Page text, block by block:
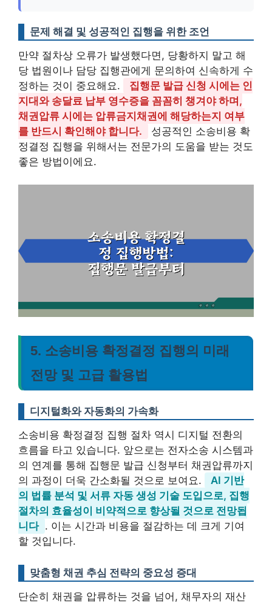
문제 해결 및 성공적인 집행을 위한 조언
만약 절차상 오류가 발생했다면, 당황하지 말고 해
당 법원이나 담당 집행관에게 문의하여 신속하게 수
정하는 것이 중요해요.
집행문 발급 신청 시에는 인
지대와 송달료 납부 영수증을 꼼꼼히 챙겨야 하며,
채권압류 시에는 압류금지채권에 해당하는지 여부
를 반드시 확인해야 합니다.
성공적인 소송비용 확
정결정 집행을 위해서는 전문가의 도움을 받는 것도
좋은 방법이에요.
5. 소송비용 확정결정 집행의 미래
전망 및 고급 활용법
디지털화와 자동화의 가속화
소송비용 확정결정 집행 절차 역시 디지털 전환의
흐름을 타고 있습니다. 앞으로는 전자소송 시스템과
의 연계를 통해 집행문 발급 신청부터 채권압류까지
의 과정이 더욱 간소화될 것으로 보여요.
AI 기반
의 법률 분석 및 서류 자동 생성 기술 도입으로, 집행
절차의 효율성이 비약적으로 향상될 것으로 전망됩
니다 . 이는 시간과 비용을 절감하는 데 크게 기여
할 것입니다.
맞춤형 채권 추심 전략의 중요성 증대
단순히 채권을 압류하는 것을 넘어, 채무자의 재산